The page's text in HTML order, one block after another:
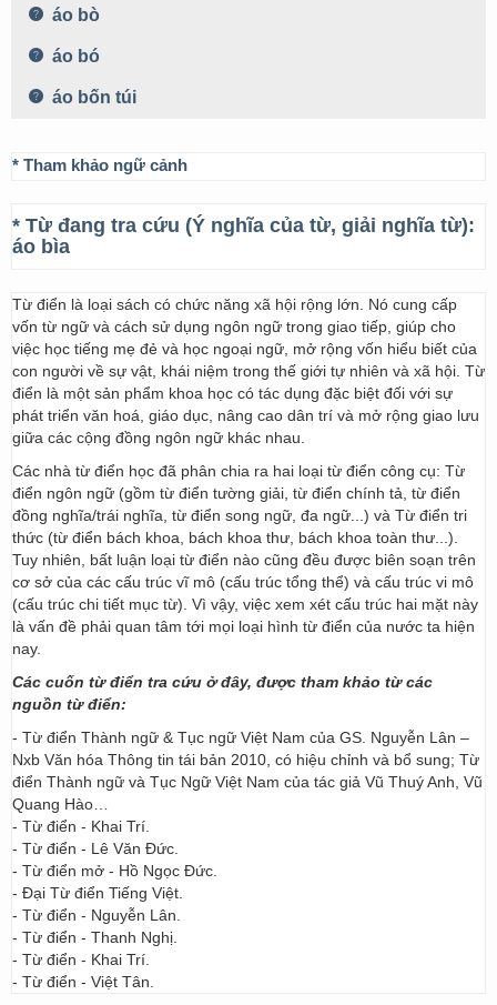
áo bò
áo bó
áo bốn túi
* Tham khảo ngữ cảnh
* Từ đang tra cứu (Ý nghĩa của từ, giải nghĩa từ):
áo bìa
Từ điển là loại sách có chức năng xã hội rộng lớn. Nó cung cấp
vốn từ ngữ và cách sử dụng ngôn ngữ trong giao tiếp, giúp cho
việc học tiếng mẹ đẻ và học ngoại ngữ, mở rộng vốn hiểu biết của
con người về sự vật, khái niệm trong thế giới tự nhiên và xã hội. Từ
điển là một sản phẩm khoa học có tác dụng đặc biệt đối với sự
phát triển văn hoá, giáo dục, nâng cao dân trí và mở rộng giao lưu
giữa các cộng đồng ngôn ngữ khác nhau.
Các nhà từ điển học đã phân chia ra hai loại từ điển công cụ: Từ
điển ngôn ngữ (gồm từ điển tường giải, từ điển chính tả, từ điển
đồng nghĩa/trái nghĩa, từ điển song ngữ, đa ngữ...) và Từ điển tri
thức (từ điển bách khoa, bách khoa thư, bách khoa toàn thư...).
Tuy nhiên, bất luận loại từ điển nào cũng đều được biên soạn trên
cơ sở của các cấu trúc vĩ mô (cấu trúc tổng thể) và cấu trúc vi mô
(cấu trúc chi tiết mục từ). Vì vậy, việc xem xét cấu trúc hai mặt này
là vấn đề phải quan tâm tới mọi loại hình từ điển của nước ta hiện
nay.
Các cuốn từ điển tra cứu ở đây, được tham khảo từ các
nguồn từ điển:
- Từ điển Thành ngữ & Tục ngữ Việt Nam của GS. Nguyễn Lân –
Nxb Văn hóa Thông tin tái bản 2010, có hiệu chỉnh và bổ sung; Từ
điển Thành ngữ và Tục Ngữ Việt Nam của tác giả Vũ Thuý Anh, Vũ
Quang Hào…
- Từ điển - Khai Trí.
- Từ điển - Lê Văn Đức.
- Từ điển mở - Hồ Ngọc Đức.
- Đại Từ điển Tiếng Việt.
- Từ điển - Nguyễn Lân.
- Từ điển - Thanh Nghị.
- Từ điển - Khai Trí.
- Từ điển - Việt Tân.